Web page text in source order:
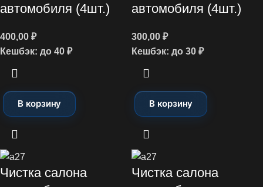
автомобиля (4шт.)
400,00 ₽
Кешбэк: до 40 ₽
В корзину
автомобиля (4шт.)
300,00 ₽
Кешбэк: до 30 ₽
В корзину
Чистка салона
Чистка салона